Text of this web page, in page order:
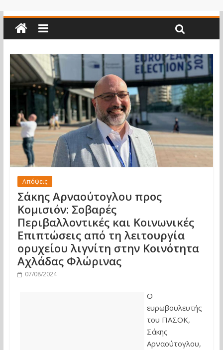
Απόψεις
Σάκης Αρναούτογλου προς
Κομισιόν: Σοβαρές
Περιβαλλοντικές και Κοινωνικές
Επιπτώσεις από τη λειτουργία
ορυχείου λιγνίτη στην Κοινότητα
Αχλάδας Φλώρινας
07/08/2024
Ο
ευρωβουλευτής
του ΠΑΣΟΚ,
Σάκης
Αρναούτογλου,